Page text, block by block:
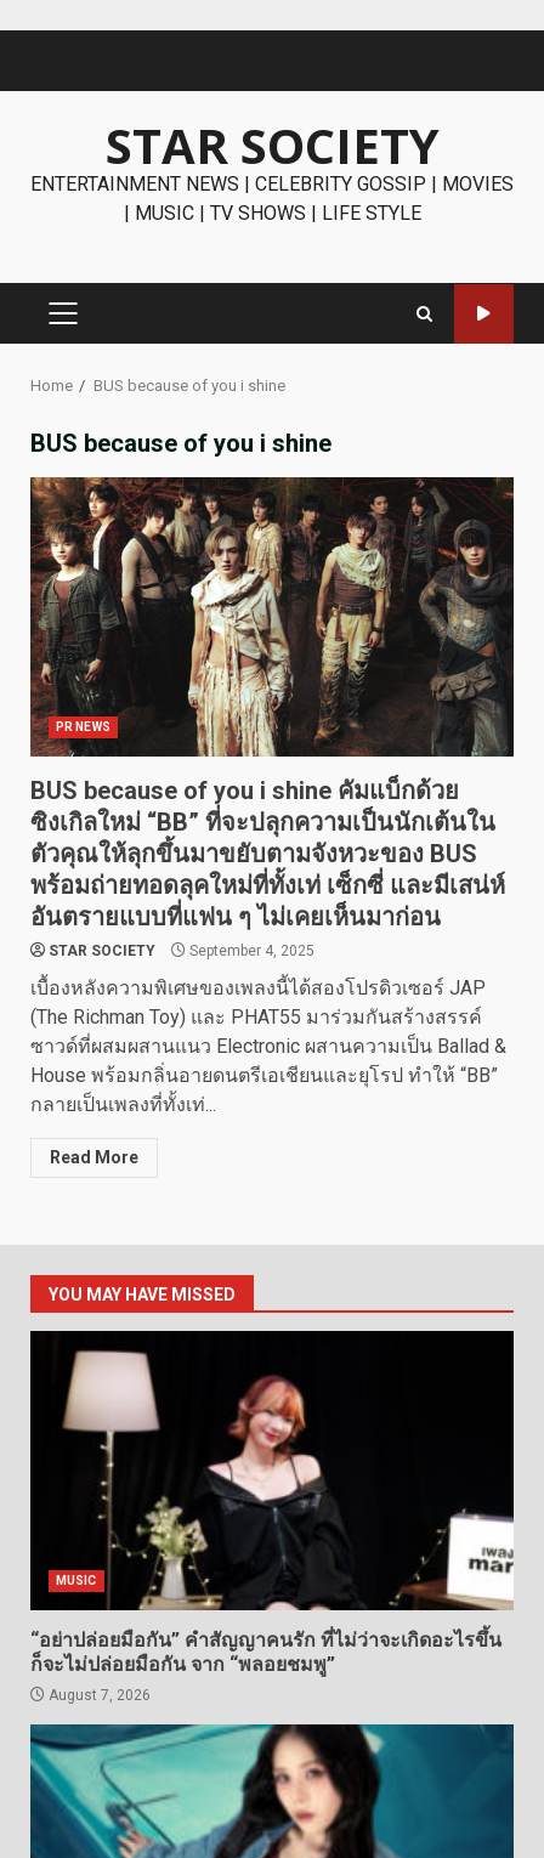
STAR SOCIETY
ENTERTAINMENT NEWS | CELEBRITY GOSSIP | MOVIES
| MUSIC | TV SHOWS | LIFE STYLE
PRIMARY
Home BUS because of you i shine
BUS because of you i shine
PR NEWS
BUS because of you i shine คัมแบ็กด้วย
ซิงเกิลใหม่ “BB” ที่จะปลุกความเป็นนักเต้นใน
ตัวคุณให้ลุกขึ้นมาขยับตามจังหวะของ BUS
พร้อมถ่ายทอดลุคใหม่ที่ทั้งเท่ เซ็กซี่ และมีเสน่ห์
อันตรายแบบที่แฟน ๆ ไม่เคยเห็นมาก่อน
STAR SOCIETY September 4, 2025
เบื้องหลังความพิเศษของเพลงนี้ได้สองโปรดิวเซอร์ JAP
(The Richman Toy) และ PHAT55 มาร่วมกันสร้างสรรค์
ซาวด์ที่ผสมผสานแนว Electronic ผสานความเป็น Ballad &
House พร้อมกลิ่นอายดนตรีเอเชียนและยุโรป ทำให้ “BB”
กลายเป็นเพลงที่ทั้งเท่...
Read More
YOU MAY HAVE MISSED
MUSIC
“อย่าปล่อยมือกัน” คำสัญญาคนรัก ที่ไม่ว่าจะเกิดอะไรขึ้น
ก็จะไม่ปล่อยมือกัน จาก “พลอยชมพู”
August 7, 2026